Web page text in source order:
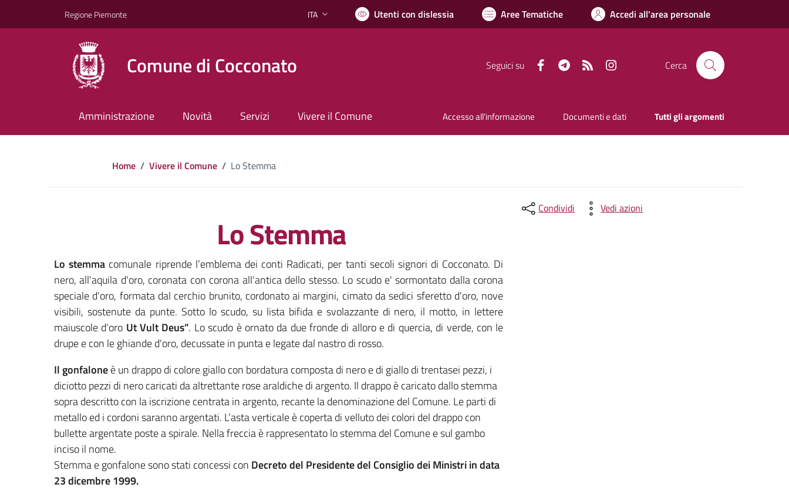
Regione Piemonte Lingua attiva:
ITA Utenti con dislessia Aree Tematiche Accedi all'area personale
Comune di Cocconato Seguici su FacebookTelegramRSS Cerca
Amministrazione Novità Servizi Vivere il Comune Accesso all'informazione Documenti e dati Tutti gli argomenti
Home / Vivere il Comune / Lo Stemma
Lo Stemma
Lo stemma comunale riprende l’emblema dei conti Radicati, per tanti secoli signori di Cocconato. Di
nero, all'aquila d'oro, coronata con corona all'antica dello stesso. Lo scudo e' sormontato dalla corona
speciale d'oro, formata dal cerchio brunito, cordonato ai margini, cimato da sedici sferetto d'oro, nove
visibili, sostenute da punte. Sotto lo scudo, su lista bifida e svolazzante di nero, il motto, in lettere
maiuscole d'oro Ut Vult Deus”. Lo scudo è ornato da due fronde di alloro e di quercia, di verde, con le
drupe e con le ghiande d'oro, decussate in punta e legate dal nastro di rosso.
Il gonfaloneè un drappo di colore giallo con bordatura composta di nero e di giallo di trentasei pezzi, i
diciotto pezzi di nero caricati da altrettante rose araldiche di argento. Il drappo è caricato dallo stemma
sopra descritto con la iscrizione centrata in argento, recante la denominazione del Comune. Le parti di
metallo ed i cordoni saranno argentati. L’asta verticale è coperta di velluto dei colori del drappo con
bullette argentate poste a spirale. Nella freccia è rappresentato lo stemma del Comune e sul gambo
inciso il nome.
Stemma e gonfalone sono stati concessi con Decreto del Presidente del Consiglio dei Ministri in data
23 dicembre 1999.
Condividi Vedi azioni